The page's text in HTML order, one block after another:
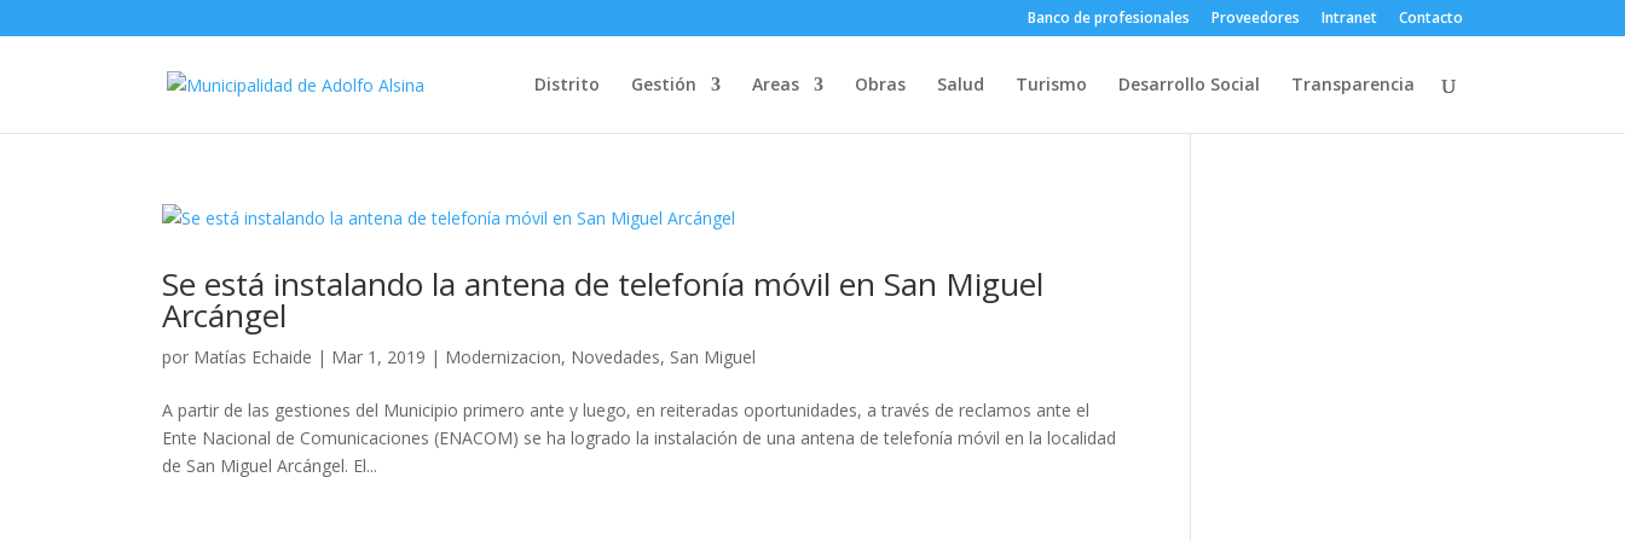
Banco de profesionales Proveedores Intranet Contacto
Distrito Gestión Areas Obras Salud Turismo Desarrollo Social Transparencia
Se está instalando la antena de telefonía móvil en San Miguel
Arcángel
por Matías Echaide | Mar 1, 2019 | Modernizacion, Novedades, San Miguel
A partir de las gestiones del Municipio primero ante y luego, en reiteradas oportunidades, a través de reclamos ante el
Ente Nacional de Comunicaciones (ENACOM) se ha logrado la instalación de una antena de telefonía móvil en la localidad
de San Miguel Arcángel. El...